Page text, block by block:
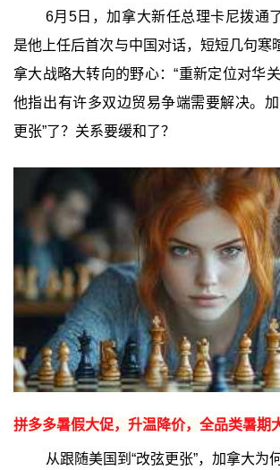
6月5日，加拿大新任总理卡尼拨通
是他上任后首次与中国对话，短短几句寒
拿大战略大转向的野心：“重新定位对华关
他指出有许多双边贸易争端需要解决。
更张”了？关系要缓和了？
拼多多暑假大促，升温降价，全品类暑期
从跟随美国到“改弦更张”，加拿大为